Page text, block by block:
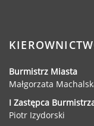
Burmistrz Miasta
Małgorzata
I Zastępca
Piotr Izydorski